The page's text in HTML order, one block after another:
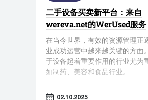
二手设备买卖新平台：来自
wereva.net的WerUsed服务
在当今世界，有效的资源管理正
业成功运营中越来越关键的方面
于设备起着重要作用的行业尤
如制药、美容和食品行业。
02.10.2025